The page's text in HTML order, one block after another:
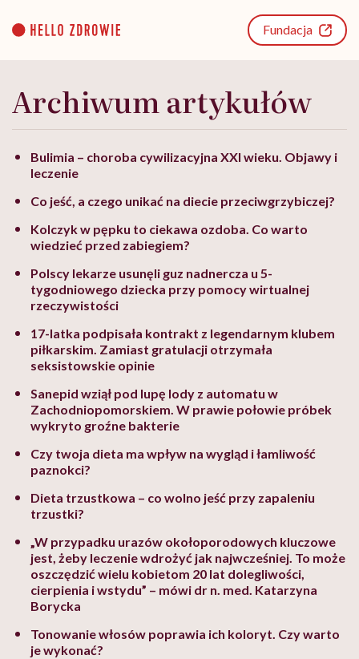
content
Fundacja
Archiwum artykułów
Bulimia – choroba cywilizacyjna XXI wieku. Objawy i
leczenie
Co jeść, a czego unikać na diecie przeciwgrzybiczej?
Kolczyk w pępku to ciekawa ozdoba. Co warto
wiedzieć przed zabiegiem?
Polscy lekarze usunęli guz nadnercza u 5-
tygodniowego dziecka przy pomocy wirtualnej
rzeczywistości
17-latka podpisała kontrakt z legendarnym klubem
piłkarskim. Zamiast gratulacji otrzymała
seksistowskie opinie
Sanepid wziął pod lupę lody z automatu w
Zachodniopomorskiem. W prawie połowie próbek
wykryto groźne bakterie
Czy twoja dieta ma wpływ na wygląd i łamliwość
paznokci?
Dieta trzustkowa – co wolno jeść przy zapaleniu
trzustki?
„W przypadku urazów okołoporodowych kluczowe
jest, żeby leczenie wdrożyć jak najwcześniej. To może
oszczędzić wielu kobietom 20 lat dolegliwości,
cierpienia i wstydu” – mówi dr n. med. Katarzyna
Borycka
Tonowanie włosów poprawia ich koloryt. Czy warto
je wykonać?